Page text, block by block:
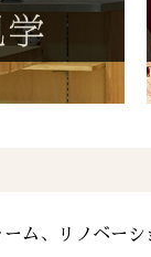
ム、リノベーシ